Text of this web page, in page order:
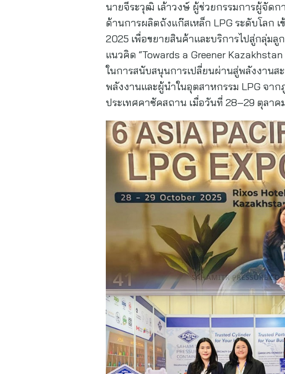
นายจีระวุฒิ เล้าวงษ์ ผู้ช่วยกรรมการผู้จัดก
ด้านการผลิตถังแก๊สเหล็ก LPG ระดับโลก
2025 เพื่อขยายสินค้าและบริการไปสู่กลุ่มลู
แนวคิด “Towards a Greener
ในการสนับสนุนการเปลี่ยนผ่านสู่พลังงาน
พลังงานและผู้นำในอุตสาหกรรม LPG จา
ประเทศคาซัคสถาน เมื่อวันที่ 28–29 ตุลา